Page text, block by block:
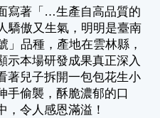
寫著「…生產自高品質的
驕傲又生氣，明明是臺南
」品種，產地在雲林縣，
示本場研發成果真正深入
著兒子拆開一包包花生小
手偷襲，酥脆濃郁的口
，令人感恩滿溢！